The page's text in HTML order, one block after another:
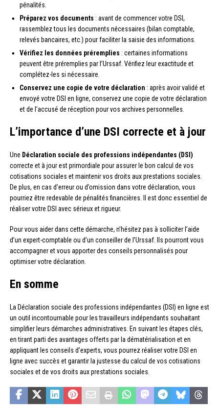
pénalités.
Préparez vos documents : avant de commencer votre DSI,
rassemblez tous les documents nécessaires (bilan comptable,
relevés bancaires, etc.) pour faciliter la saisie des informations.
Vérifiez les données préremplies : certaines informations
peuvent être préremplies par l’Urssaf. Vérifiez leur exactitude et
complétez-les si nécessaire.
Conservez une copie de votre déclaration : après avoir validé et
envoyé votre DSI en ligne, conservez une copie de votre déclaration
et de l’accusé de réception pour vos archives personnelles.
L’importance d’une DSI correcte et à jour
Une Déclaration sociale des professions indépendantes (DSI)
correcte et à jour est primordiale pour assurer le bon calcul de vos
cotisations sociales et maintenir vos droits aux prestations sociales.
De plus, en cas d’erreur ou d’omission dans votre déclaration, vous
pourriez être redevable de pénalités financières. Il est donc essentiel de
réaliser votre DSI avec sérieux et rigueur.
Pour vous aider dans cette démarche, n’hésitez pas à solliciter l’aide
d’un expert-comptable ou d’un conseiller de l’Urssaf. Ils pourront vous
accompagner et vous apporter des conseils personnalisés pour
optimiser votre déclaration.
En somme
La Déclaration sociale des professions indépendantes (DSI) en ligne est
un outil incontournable pour les travailleurs indépendants souhaitant
simplifier leurs démarches administratives. En suivant les étapes clés,
en tirant parti des avantages offerts par la dématérialisation et en
appliquant les conseils d’experts, vous pourrez réaliser votre DSI en
ligne avec succès et garantir la justesse du calcul de vos cotisations
sociales et de vos droits aux prestations sociales.